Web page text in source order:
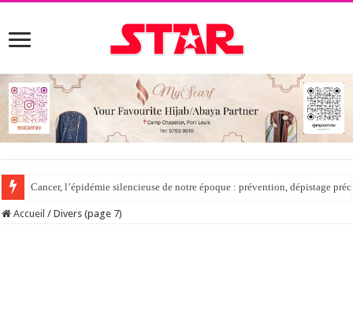
Cancer, l’épidémie silencieuse de notre époque : prévention, dépistage
Accueil / Divers (page 7)